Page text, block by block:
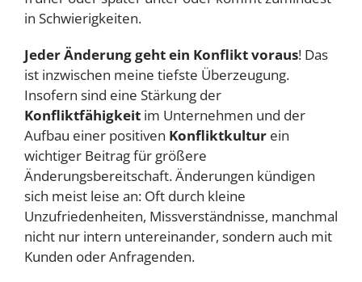
in Schwierigkeiten.
Jeder Änderung geht ein Konflikt voraus! Das
ist inzwischen meine tiefste Überzeugung.
Insofern sind eine Stärkung der
Konfliktfähigkeit im Unternehmen und der
Aufbau einer positiven Konfliktkultur ein
wichtiger Beitrag für größere
Änderungsbereitschaft. Änderungen kündigen
sich meist leise an: Oft durch kleine
Unzufriedenheiten, Missverständnisse, manchmal
nicht nur intern untereinander, sondern auch mit
Kunden oder Anfragenden.